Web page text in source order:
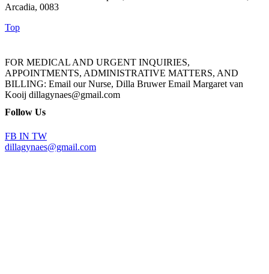
Arcadia, 0083
Top
FOR MEDICAL AND URGENT INQUIRIES,
APPOINTMENTS, ADMINISTRATIVE MATTERS, AND
BILLING: Email our Nurse, Dilla Bruwer Email Margaret van
Kooij dillagynaes@gmail.com
Follow Us
FB IN TW
dillagynaes@gmail.com